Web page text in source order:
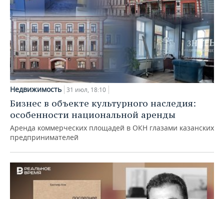
Недвижимость 31 июл, 18:10
Бизнес в объекте культурного наследия:
особенности национальной аренды
Аренда коммерческих площадей в ОКН глазами казанских
предпринимателей